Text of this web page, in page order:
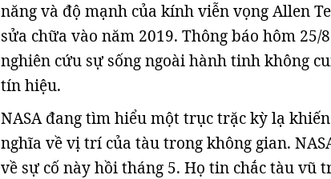
năng và độ mạnh của kính viễn vọng Allen
sửa chữa vào năm 2019. Thông báo hôm 25/
nghiên cứu sự sống ngoài hành tinh không
tín hiệu.
NASA đang tìm hiểu một trục trặc kỳ lạ
nghĩa về vị trí của tàu trong không gian.
về sự cố này hồi tháng 5. Họ tin chắc tàu vũ